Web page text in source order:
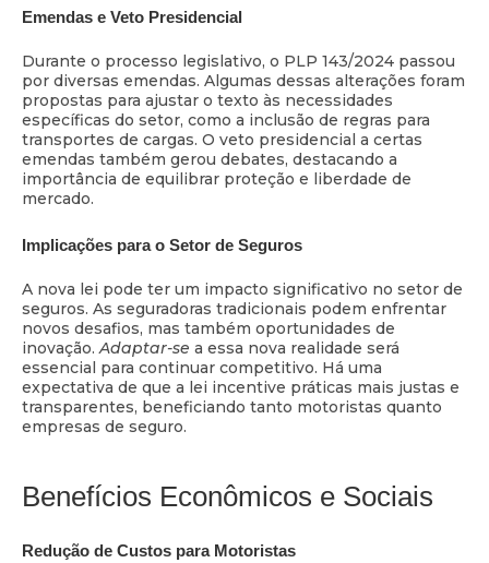
Emendas e Veto Presidencial
Durante o processo legislativo, o PLP 143/2024 passou
por diversas emendas. Algumas dessas alterações foram
propostas para ajustar o texto às necessidades
específicas do setor, como a inclusão de regras para
transportes de cargas. O veto presidencial a certas
emendas também gerou debates, destacando a
importância de equilibrar proteção e liberdade de
mercado.
Implicações para o Setor de Seguros
A nova lei pode ter um impacto significativo no setor de
seguros. As seguradoras tradicionais podem enfrentar
novos desafios, mas também oportunidades de
inovação.Adaptar-se a essa nova realidade será
essencial para continuar competitivo. Há uma
expectativa de que a lei incentive práticas mais justas e
transparentes, beneficiando tanto motoristas quanto
empresas de seguro.
Benefícios Econômicos e Sociais
Redução de Custos para Motoristas